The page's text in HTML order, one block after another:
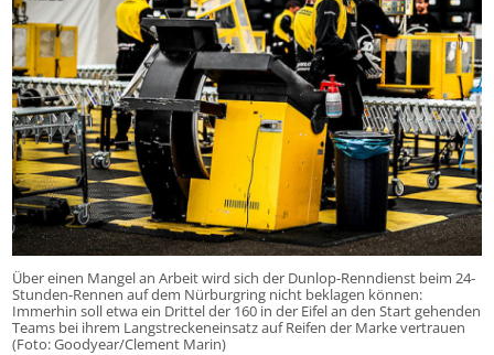
Über einen Mangel an Arbeit wird sich der Dunlop-Renndienst beim 24-
Stunden-Rennen auf dem Nürburgring nicht beklagen können:
Immerhin soll etwa ein Drittel der 160 in der Eifel an den Start gehenden
Teams bei ihrem Langstreckeneinsatz auf Reifen der Marke vertrauen
(Foto: Goodyear/Clement Marin)